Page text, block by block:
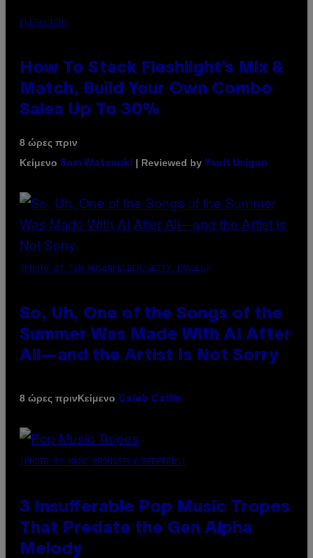
FLESHLIGHT
How To Stack Fleshlight’s Mix &
Match, Build Your Own Combo
Sales Up To 30%
8 ώρες πριν
Κείμενο Sam Watanuki | Reviewed by Ysolt Usigan
(PHOTO BY TIM MOSENFELDER/GETTY IMAGES)
So, Uh, One of the Songs of the
Summer Was Made With AI After
All—and the Artist Is Not Sorry
8 ώρες πρινΚείμενο Caleb Catlin
(PHOTO BY MARC BROUSSELY/REDFERNS)
3 Insufferable Pop Music Tropes
That Predate the Gen Alpha
Melody